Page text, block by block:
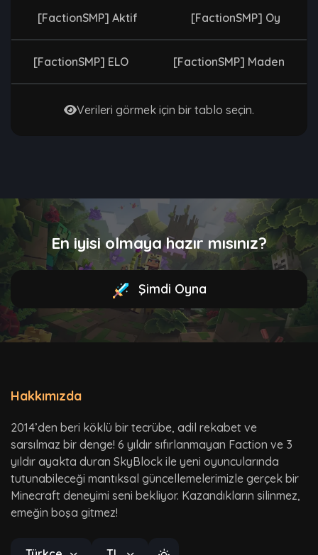
[FactionSMP] Aktif [FactionSMP] Oy
[FactionSMP] ELO [FactionSMP] Maden
Verileri görmek için bir tablo seçin.
En iyisi olmaya hazır mısınız?
Şimdi Oyna
Hakkımızda
2014’den beri köklü bir tecrübe, adil rekabet ve
sarsılmaz bir denge! 6 yıldır sıfırlanmayan Faction ve 3
yıldır ayakta duran SkyBlock ile yeni oyuncularında
tutunabileceği mantıksal güncellemelerimizle gerçek bir
Minecraft deneyimi seni bekliyor. Kazandıkların silinmez,
emeğin boşa gitmez!